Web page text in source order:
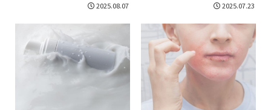
2025.08.07 2025.07.23